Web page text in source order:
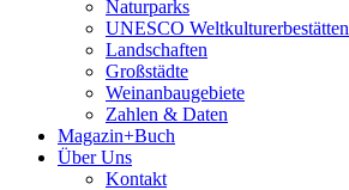
Naturparks
UNESCO Weltkulturerbestätten
Landschaften
Großstädte
Weinanbaugebiete
Zahlen & Daten
Magazin+Buch
Über Uns
Kontakt